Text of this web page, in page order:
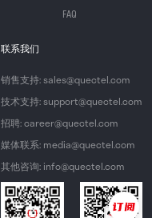
FAQ
联系我们
销售支持: sales@quectel.com
技术支持: support@quectel.com
招聘: career@quectel.com
媒体联系: media@quectel.com
其他咨询: info@quectel.com